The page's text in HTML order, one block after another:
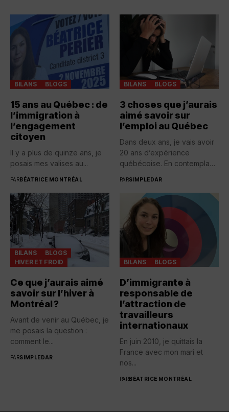
BILANS BLOGS
15 ans au Québec : de
l’immigration à
l’engagement
citoyen
Il y a plus de quinze ans, je
posais mes valises au...
PARBÉATRICE MONTRÉAL
BILANS BLOGS
3 choses que j’aurais
aimé savoir sur
l’emploi au Québec
Dans deux ans, je vais avoir
20 ans d’expérience
québécoise. En contemplant
PARSIMPLEDAR
BILANS
BLOGS
HIVER ET FROID
Ce que j’aurais aimé
savoir sur l’hiver à
Montréal ?
Avant de venir au Québec, je
me posais la question :
comment le...
PARSIMPLEDAR
BILANS BLOGS
D’immigrante à
responsable de
l’attraction de
travailleurs
internationaux
En juin 2010, je quittais la
France avec mon mari et
nos...
PARBÉATRICE MONTRÉAL